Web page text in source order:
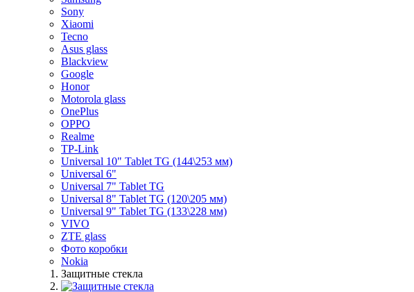
Sony
Xiaomi
Tecno
Asus glass
Blackview
Google
Honor
Motorola glass
OnePlus
OPPO
Realme
TP-Link
Universal 10" Tablet TG (144\253 мм)
Universal 6"
Universal 7" Tablet TG
Universal 8" Tablet TG (120\205 мм)
Universal 9" Tablet TG (133\228 мм)
VIVO
ZTE glass
Фото коробки
Nokia
Защитные стекла